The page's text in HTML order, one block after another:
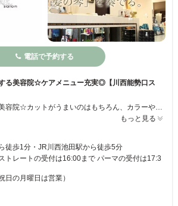
電話で予約する
る美容院☆ケアメニュー充実◎【川西能勢口ス
もっと見る
徒歩1分・JR川西池田駅から徒歩5分
レートの受付は16:00まで パーマの受付は17:3
日の月曜日は営業）